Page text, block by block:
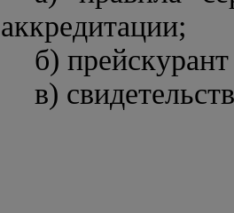
аккредитации;
б)
в)